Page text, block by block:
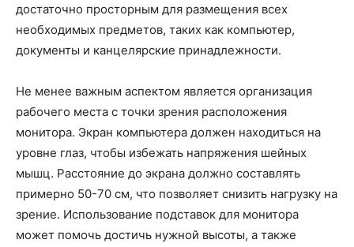
достаточно просторным для размещения всех
необходимых предметов, таких как компьютер,
документы и канцелярские принадлежности.
Не менее важным аспектом является организация
рабочего места с точки зрения расположения
монитора. Экран компьютера должен находиться на
уровне глаз, чтобы избежать напряжения шейных
мышц. Расстояние до экрана должно составлять
примерно 50-70 см, что позволяет снизить нагрузку на
зрение. Использование подставок для монитора
может помочь достичь нужной высоты, а также